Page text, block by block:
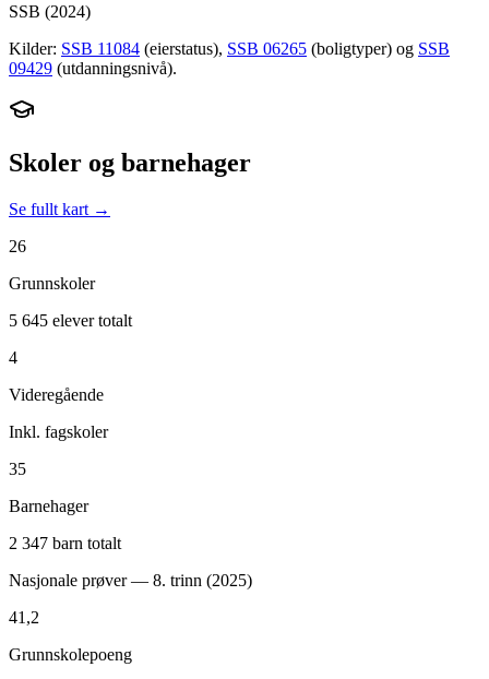
SSB (2024)
Kilder: SSB 11084 (eierstatus), SSB 06265 (boligtyper) og SSB
09429 (utdanningsnivå).
Skoler og barnehager
Se fullt kart →
26
Grunnskoler
5 645 elever totalt
4
Videregående
Inkl. fagskoler
35
Barnehager
2 347 barn totalt
Nasjonale prøver — 8. trinn (2025)
41,2
Grunnskolepoeng